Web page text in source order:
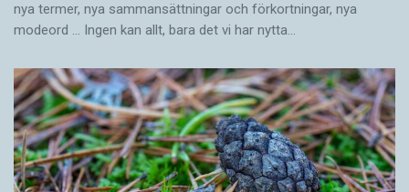
nya termer, nya samman­sättningar och förkortningar, nya
modeord … Ingen kan allt, bara det vi har nytta…